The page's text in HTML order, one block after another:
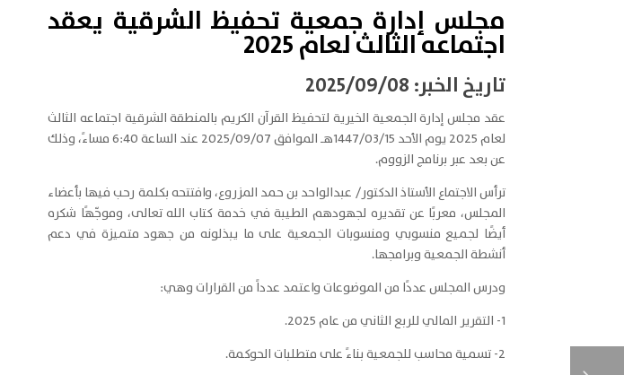
مجلس إدارة جمعية تحفيظ الشرقية يعقد
اجتماعه الثالث لعام 2025
تاريخ الخبر: 2025/09/08
عقد مجلس إدارة الجمعية الخيرية لتحفيظ القرآن الكريم بالمنطقة الشرقية اجتماعه الثالث
لعام 2025 يوم الأحد 1447/03/15هـ الموافق 2025/09/07 عند الساعة 6:40 مساءً، وذلك
عن بعد عبر برنامج الزووم.
ترأس الاجتماع الأستاذ الدكتور/ عبدالواحد بن حمد المزروع، وافتتحه بكلمة رحب فيها بأعضاء
المجلس، معربًا عن تقديره لجهودهم الطيبة في خدمة كتاب الله تعالى، وموجّهًا شكره
أيضًا لجميع منسوبي ومنسوبات الجمعية على ما يبذلونه من جهود متميزة في دعم
أنشطة الجمعية وبرامجها.
ودرس المجلس عددًا من الموضوعات واعتمد عدداً من القرارات وهي:
1- التقرير المالي للربع الثاني من عام 2025.
2- تسمية محاسب للجمعية بناءً على متطلبات الحوكمة.